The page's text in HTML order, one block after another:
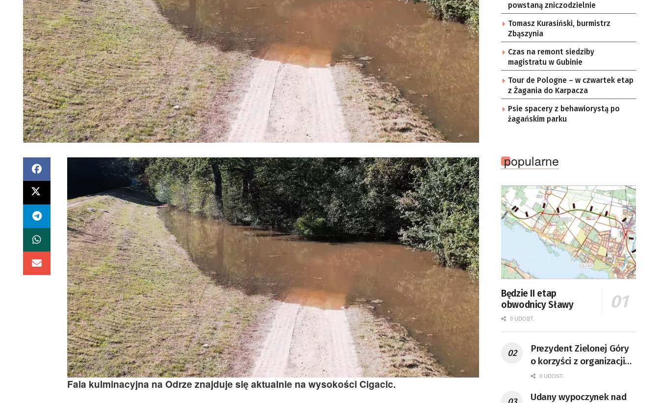
Fala kulminacyjna na Odrze znajduje się aktualnie na wysokości Cigacic.
powstaną zniczodzielnie
Tomasz Kurasiński, burmistrz
Zbąszynia
Czas na remont siedziby
magistratu w Gubinie
Tour de Pologne – w czwartek etap
z Żagania do Karpacza
Psie spacery z behawiorystą po
żagańskim parku
popularne
Będzie II etap
obwodnicy Sławy
0 UDOST.
Prezydent Zielonej Góry
o korzyści z organizacji
mety Tour de Pologne
0 UDOST.
Udany wypoczynek nad